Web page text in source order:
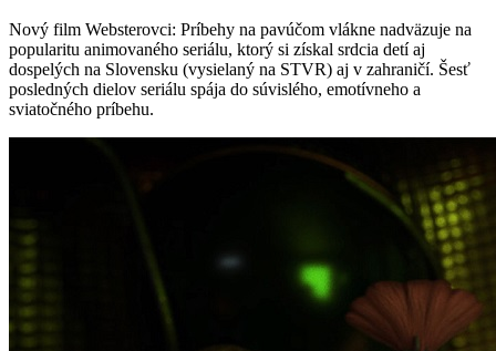
Nový film Websterovci: Príbehy na pavúčom vlákne nadväzuje na
popularitu animovaného seriálu, ktorý si získal srdcia detí aj
dospelých na Slovensku (vysielaný na STVR) aj v zahraničí. Šesť
posledných dielov seriálu spája do súvislého, emotívneho a
sviatočného príbehu.